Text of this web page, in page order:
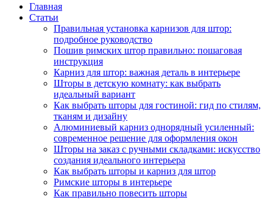
Главная
Статьи
Правильная установка карнизов для штор:
подробное руководство
Пошив римских штор правильно: пошаговая
инструкция
Карниз для штор: важная деталь в интерьере
Шторы в детскую комнату: как выбрать
идеальный вариант
Как выбрать шторы для гостиной: гид по стилям,
тканям и дизайну
Алюминиевый карниз однорядный усиленный:
современное решение для оформления окон
Шторы на заказ с ручными складками: искусство
создания идеального интерьера
Как выбрать шторы и карниз для штор
Римские шторы в интерьере
Как правильно повесить шторы